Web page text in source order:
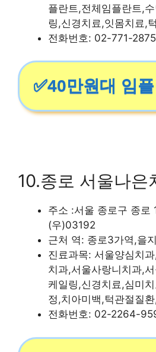
플란트,전체임플란트,
링,신경치료,잇몸치료,
전화번호: 02-771-2875
✅40만원대 임
10.종로 서울나은
주소 :서울 종로구 종로
(우)03192
근처 역: 종로3가역,을
진료과목: 서울양심치
치과,서울사랑니치과,
케일링,신경치료,심미
정,치아미백,턱관절질환
전화번호: 02-2264-